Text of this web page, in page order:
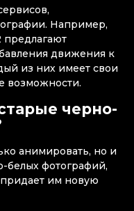
Например,
предлагают
движения к
из них имеет свои
возможности.
черно-
анимировать, но и
белых фотографий,
им новую